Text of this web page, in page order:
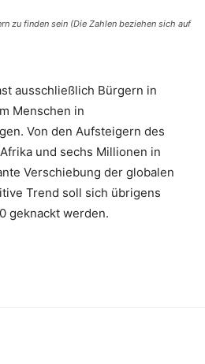
zu finden sein (Die Zahlen beziehen sich auf
ausschließlich Bürgern in
Menschen in
Von den Aufsteigern des
und sechs Millionen in
Verschiebung der globalen
Trend soll sich übrigens
geknackt werden.